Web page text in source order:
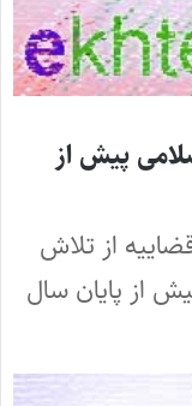
پیش از
از تلاش
از پایان سال